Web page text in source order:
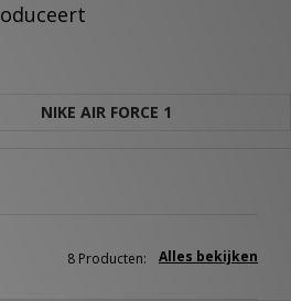
NIKE AIR FORCE 1
Alles bekijken
8 Producten: